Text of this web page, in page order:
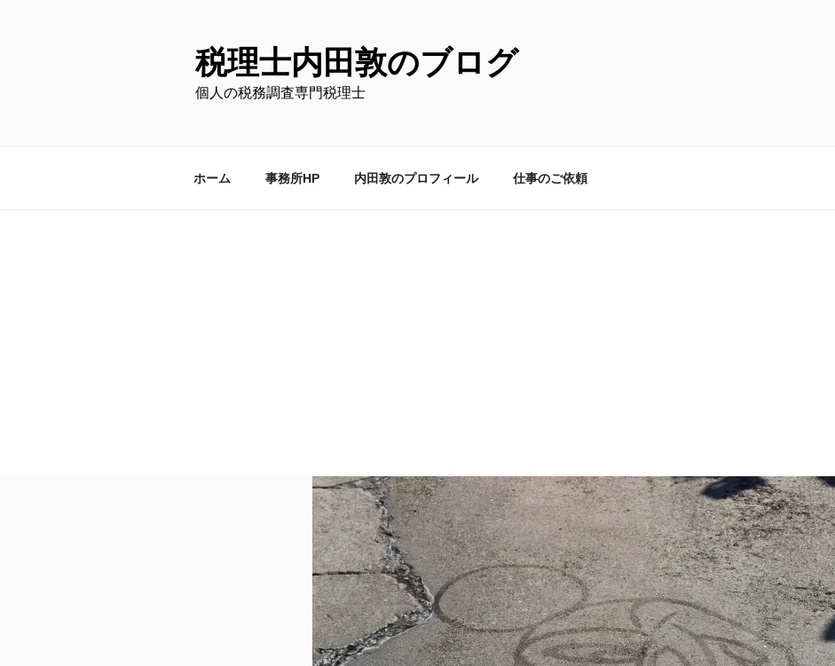
税理士内田敦のブログ
個人の税務調査専門税理士
ホーム 事務所HP 内田敦のプロフィール 仕事のご依頼